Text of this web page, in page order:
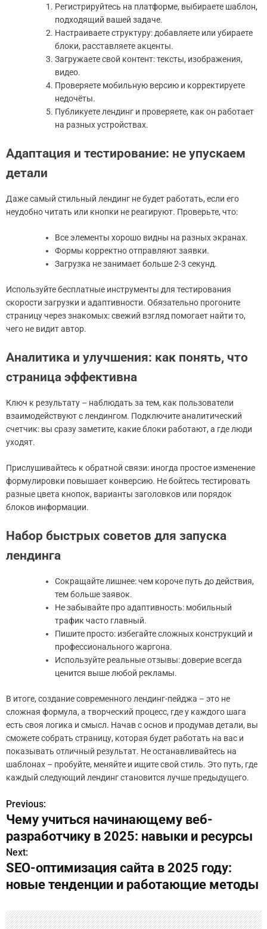
Регистрируйтесь на платформе, выбираете шаблон,
подходящий вашей задаче.
Настраиваете структуру: добавляете или убираете
блоки, расставляете акценты.
Загружаете свой контент: тексты, изображения,
видео.
Проверяете мобильную версию и корректируете
недочёты.
Публикуете лендинг и проверяете, как он работает
на разных устройствах.
Адаптация и тестирование: не упускаем
детали
Даже самый стильный лендинг не будет работать, если его
неудобно читать или кнопки не реагируют. Проверьте, что:
Все элементы хорошо видны на разных экранах.
Формы корректно отправляют заявки.
Загрузка не занимает больше 2-3 секунд.
Используйте бесплатные инструменты для тестирования
скорости загрузки и адаптивности. Обязательно прогоните
страницу через знакомых: свежий взгляд помогает найти то,
чего не видит автор.
Аналитика и улучшения: как понять, что
страница эффективна
Ключ к результату – наблюдать за тем, как пользователи
взаимодействуют с лендингом. Подключите аналитический
счетчик: вы сразу заметите, какие блоки работают, а где люди
уходят.
Прислушивайтесь к обратной связи: иногда простое изменение
формулировки повышает конверсию. Не бойтесь тестировать
разные цвета кнопок, варианты заголовков или порядок
блоков информации.
Набор быстрых советов для запуска
лендинга
Сокращайте лишнее: чем короче путь до действия,
тем больше заявок.
Не забывайте про адаптивность: мобильный
трафик часто главный.
Пишите просто: избегайте сложных конструкций и
профессионального жаргона.
Используйте реальные отзывы: доверие всегда
ценится выше любой рекламы.
В итоге, создание современного лендинг-пейджа – это не
сложная формула, а творческий процесс, где у каждого шага
есть своя логика и смысл. Начав с основ и продумав детали, вы
сможете собрать страницу, которая будет работать на вас и
показывать отличный результат. Не останавливайтесь на
шаблонах – пробуйте, меняйте и ищите свой стиль. Это путь, где
каждый следующий лендинг становится лучше предыдущего.
Н
а
в
и
а
Previous:
Чему учиться начинающему веб-
разработчику в 2025: навыки и ресурсы
Next:
SEO-оптимизация сайта в 2025 году:
новые тенденции и работающие методы